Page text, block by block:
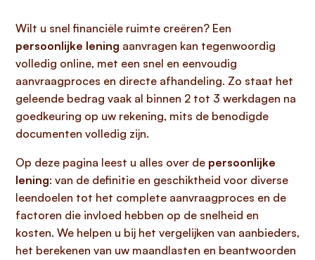
Wilt u snel financiële ruimte creëren? Een
persoonlijke lening aanvragen kan tegenwoordig
volledig online, met een snel en eenvoudig
aanvraagproces en directe afhandeling. Zo staat het
geleende bedrag vaak al binnen 2 tot 3 werkdagen na
goedkeuring op uw rekening, mits de benodigde
documenten volledig zijn.
Op deze pagina leest u alles over de persoonlijke
lening: van de definitie en geschiktheid voor diverse
leendoelen tot het complete aanvraagproces en de
factoren die invloed hebben op de snelheid en
kosten. We helpen u bij het vergelijken van aanbieders,
het berekenen van uw maandlasten en beantwoorden